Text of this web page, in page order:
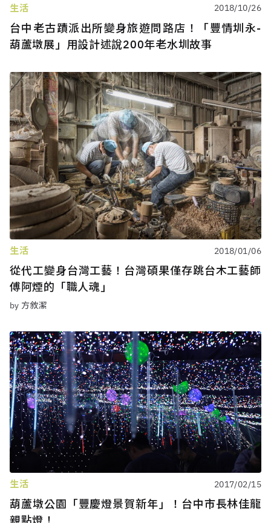
生活 2018/10/26
台中老古蹟派出所變身旅遊問路店！「豐情圳永-
葫蘆墩展」用設計述說200年老水圳故事
生活 2018/01/06
從代工變身台灣工藝！台灣碩果僅存跳台木工藝師
傅阿煙的「職人魂」
by 方敘潔
生活 2017/02/15
葫蘆墩公園「豐慶燈景賀新年」！台中市長林佳龍